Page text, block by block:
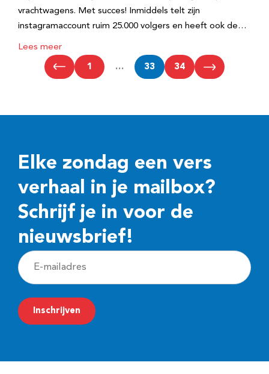
vrachtwagens. Met succes! Inmiddels telt zijn
instagramaccount ruim 25.000 volgers en heeft ook de…
Lees meer
1 … 33 34
Elke zondag een vers
verhaal in je mailbox?
Schrijf je in voor de
nieuwsbrief!
E
-
m
a
Inschrijven